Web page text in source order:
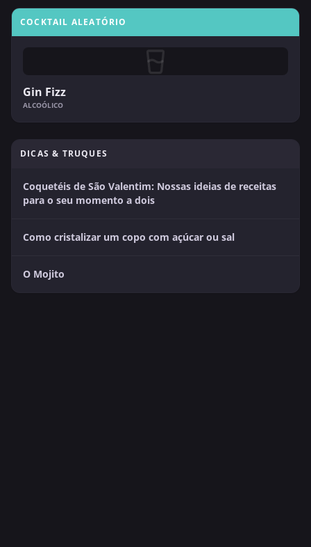
COCKTAIL ALEATÓRIO
Gin Fizz
ALCOÓLICO
DICAS & TRUQUES
Coquetéis de São Valentim: Nossas ideias de receitas
para o seu momento a dois
Como cristalizar um copo com açúcar ou sal
O Mojito